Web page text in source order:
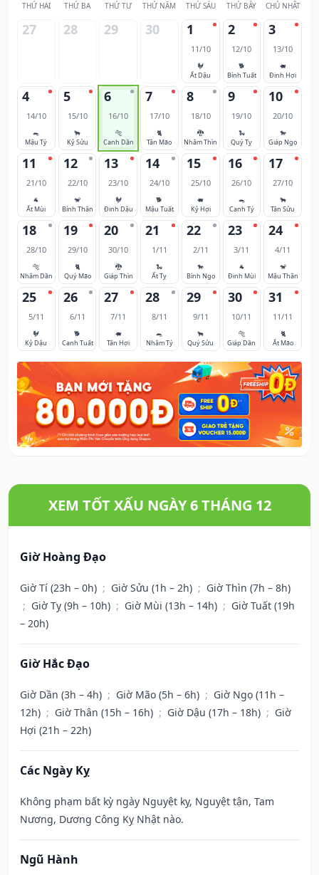
THỨ HAI THỨ BA THỨ TƯ THỨ NĂM THỨ SÁU THỨ BẢY CHỦ NHẬT
27 28 29 30 1
11/10
🐓
Ất Dậu
2
12/10
🐕
Bính Tuất
3
13/10
🐖
Đinh Hợi
4
14/10
🐀
Mậu Tý
5
15/10
🐂
Kỷ Sửu
6
16/10
🐅
Canh Dần
7
17/10
🐈
Tân Mão
8
18/10
🐉
Nhâm Thìn
9
19/10
🐍
Quý Tỵ
10
20/10
🐎
Giáp Ngọ
11
21/10
🐐
Ất Mùi
12
22/10
🐒
Bính Thân
13
23/10
🐓
Đinh Dậu
14
24/10
🐕
Mậu Tuất
15
25/10
🐖
Kỷ Hợi
16
26/10
🐀
Canh Tý
17
27/10
🐂
Tân Sửu
18
28/10
🐅
Nhâm Dần
19
29/10
🐈
Quý Mão
20
30/10
🐉
Giáp Thìn
21
1/11
🐍
Ất Tỵ
22
2/11
🐎
Bính Ngọ
23
3/11
🐐
Đinh Mùi
24
4/11
🐒
Mậu Thân
25
5/11
🐓
Kỷ Dậu
26
6/11
🐕
Canh Tuất
27
7/11
🐖
Tân Hợi
28
8/11
🐀
Nhâm Tý
29
9/11
🐂
Quý Sửu
30
10/11
🐅
Giáp Dần
31
11/11
🐈
Ất Mão
XEM TỐT XẤU NGÀY 6 THÁNG 12
Giờ Hoàng Đạo
Giờ Tí (23h – 0h) ; Giờ Sửu (1h – 2h) ; Giờ Thìn (7h – 8h)
; Giờ Tỵ (9h – 10h) ; Giờ Mùi (13h – 14h) ; Giờ Tuất (19h
– 20h)
Giờ Hắc Đạo
Giờ Dần (3h – 4h) ; Giờ Mão (5h – 6h) ; Giờ Ngọ (11h –
12h) ; Giờ Thân (15h – 16h) ; Giờ Dậu (17h – 18h) ; Giờ
Hợi (21h – 22h)
Các Ngày Kỵ
Không phạm bất kỳ ngày Nguyệt kỵ, Nguyệt tận, Tam
Nương, Dương Công Kỵ Nhật nào.
Ngũ Hành